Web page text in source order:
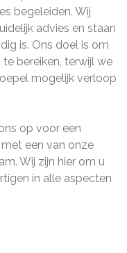
begeleiden. Wij
advies en staan
is. Ons doel is om
bereiken, terwijl we
mogelijk verloop
op voor een
een van onze
Wij zijn hier om u
in alle aspecten